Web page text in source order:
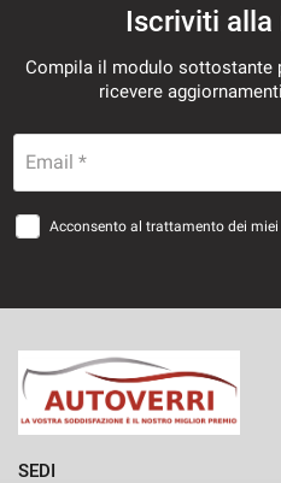
Iscriviti
Compila il modulo sottostante
ricevere
Email *
Acconsento al trattamento dei
SEDI